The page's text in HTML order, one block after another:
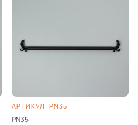
АРТИКУЛ: PN35
PN35